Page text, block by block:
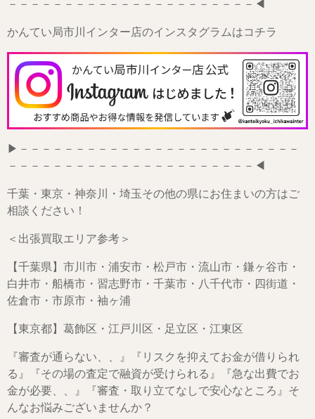
－－－－－－－－－－－－－－－－－－－－－－◀
かんてい局市川インター店のインスタグラムはコチラ
▶－－－－－－－－－－－－－－－－－－－－－－－－－
－－－－－－－－－－－－－－－－－－－－－－◀
千葉・東京・神奈川・埼玉その他の県にお住まいの方はご
相談ください！
＜出張買取エリア参考＞
【千葉県】市川市・浦安市・松戸市・流山市・鎌ヶ谷市・
白井市・船橋市・習志野市・千葉市・八千代市・四街道・
佐倉市・市原市・袖ヶ浦
【東京都】葛飾区・江戸川区・足立区・江東区
『審査が通らない、、』『リスクを抑えてお金が借りられ
る』『その場の査定で融資が受けられる』『急な出費でお
金が必要、、』『審査・取り立てなしで安心なところ』そ
んなお悩みございませんか？